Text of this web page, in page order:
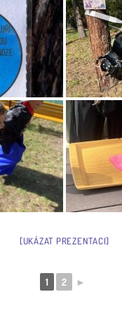
[UKÁZAT PREZENTACI]
1 2 ►